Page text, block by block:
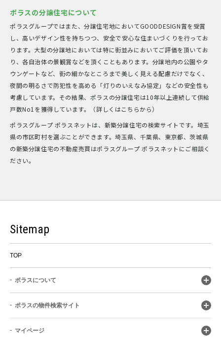
ポラスの分譲住宅について
ポラスグループではまた、分譲住宅地においてGOODDESIGN賞を受賞
し、高いデザイン性を持ちつつ、安全で安心な住まいづくりを行ってお
ります。大型の分譲地においては特に街並みにおいてご評価を頂いてお
り、各自治体の景観賞などを頂くこともあります。分譲地内の公園やタ
ウンゲートなど、街の細かなところまで美しく見える配慮だけでなく、
夜間の明るさで防犯性を高める「灯りのいえなみ協定」などの安全性も
考慮しています。その結果、ポラスの分譲住宅は10年以上連続して供給
戸数No1を獲得しています。（詳しくはこちらから）
ポラスグループ ポラスネットは、新築分譲住宅の検索サイトです。埼玉
県の市区町村を選ぶことができます。埼玉県、千葉県、東京都、茨城県
の新築分譲住宅の不動産売買はポラスグループ ポラスネットにご相談く
ださい。
Sitemap
TOP
ポラスについて
ポラスの物件検索サイト
マイページ